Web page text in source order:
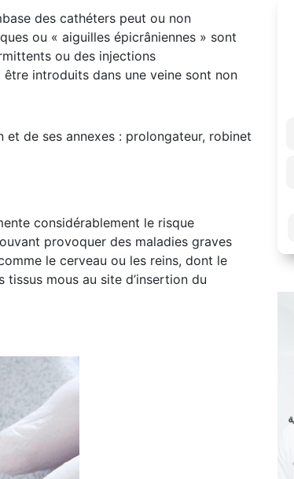
des cathéters peut ou non
ou « aiguilles épicrâniennes » sont
ou des injections
introduits dans une veine sont non
de ses annexes : prolongateur, robinet
considérablement le risque
provoquer des maladies graves
le cerveau ou les reins, dont le
mous au site d’insertion du